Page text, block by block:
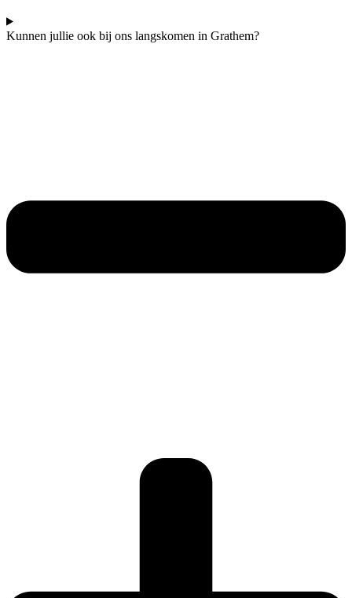
Kunnen jullie ook bij ons langskomen in Grathem?